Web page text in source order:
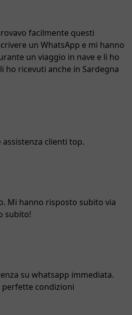
facilmente questi
un WhatsApp e mi hanno
un viaggio in nave e li ho
ho ricevuti anche in Sardegna
assistenza clienti top.
Mi hanno risposto subito via
subito!
su whatsapp immediata.
perfette condizioni